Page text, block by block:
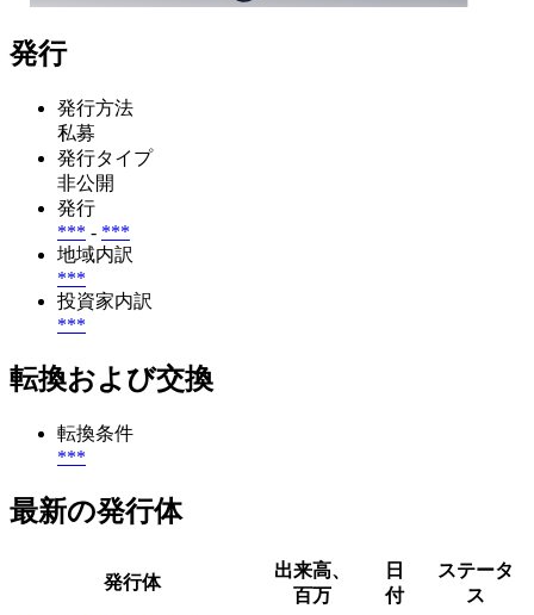
発行
発行方法
私募
発行タイプ
非公開
発行
*** - ***
地域内訳
***
投資家内訳
***
転換および交換
転換条件
***
最新の発行体
発行体
出来高、
百万
日
付
ステータ
ス